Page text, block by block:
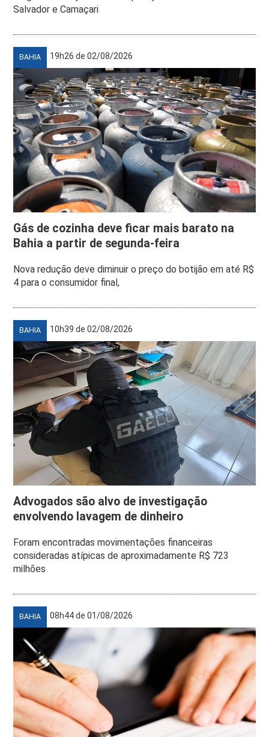
Salvador e Camaçari
BAHIA 19h26 de 02/08/2026
Gás de cozinha deve ficar mais barato na
Bahia a partir de segunda-feira
Nova redução deve diminuir o preço do botijão em até R$
4 para o consumidor final,
BAHIA 10h39 de 02/08/2026
Advogados são alvo de investigação
envolvendo lavagem de dinheiro
Foram encontradas movimentações financeiras
consideradas atípicas de aproximadamente R$ 723
milhões
BAHIA 08h44 de 01/08/2026